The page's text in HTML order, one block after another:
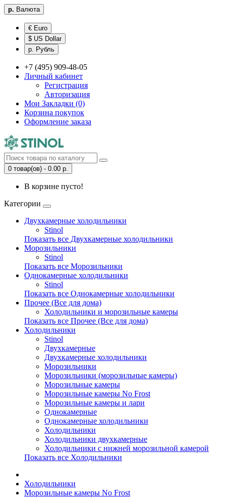
р. Валюта
€ Euro
$ US Dollar
р. Рубль
+7 (495) 909-48-05
Личный кабинет
Регистрация
Авторизация
Мои Закладки (0)
Корзина покупок
Оформление заказа
0 товар(ов) - 0.00 р.
В корзине пусто!
Категории
Двухкамерные холодильники
Stinol
Показать все Двухкамерные холодильники
Морозильники
Stinol
Показать все Морозильники
Однокамерные холодильники
Stinol
Показать все Однокамерные холодильники
Прочее (Все для дома)
Холодильники и морозильные камеры
Показать все Прочее (Все для дома)
Холодильники
Stinol
Двухкамерные
Двухкамерные холодильники
Морозильники
Морозильники (морозильные камеры)
Морозильные камеры
Морозильные камеры No Frost
Морозильные камеры и лари
Однокамерные
Однокамерные холодильники
Холодильники
Холодильники двухкамерные
Холодильники с нижней морозильной камерой
Показать все Холодильники
Холодильники
Морозильные камеры No Frost